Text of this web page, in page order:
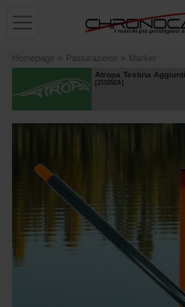
Homepage » Pasturazione » Marker
Atropa Testina
[213252A]